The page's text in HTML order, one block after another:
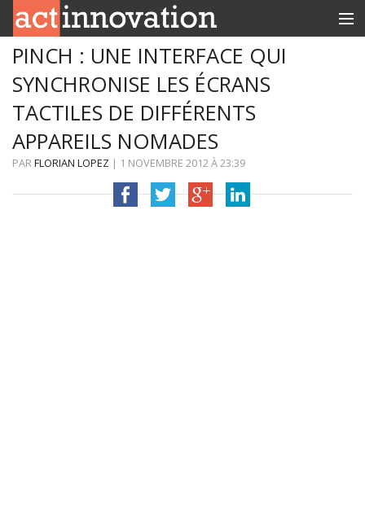
RUBRIQUES
INNOBOX
PINCH : UNE INTERFACE QUI
SYNCHRONISE LES ÉCRANS
TACTILES DE DIFFÉRENTS
APPAREILS NOMADES
PARFLORIAN LOPEZ | 1 NOVEMBRE 2012À23:39